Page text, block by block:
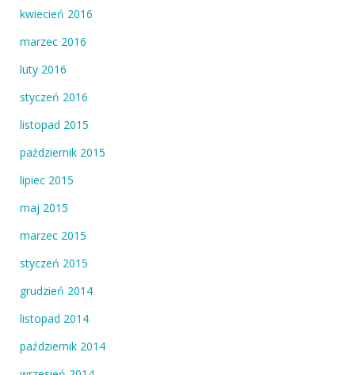
kwiecień 2016
marzec 2016
luty 2016
styczeń 2016
listopad 2015
październik 2015
lipiec 2015
maj 2015
marzec 2015
styczeń 2015
grudzień 2014
listopad 2014
październik 2014